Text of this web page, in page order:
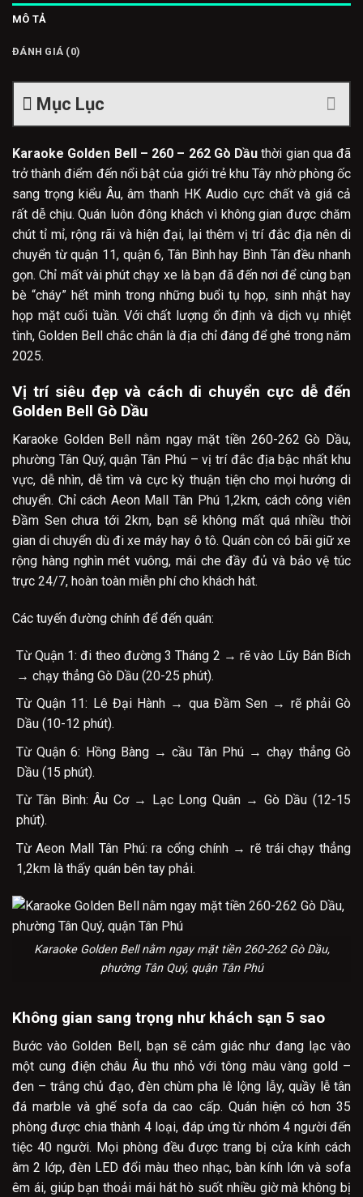
MÔ TẢ
ĐÁNH GIÁ (0)
Mục Lục
Karaoke Golden Bell – 260 – 262 Gò Dầu thời gian qua đã
trở thành điểm đến nổi bật của giới trẻ khu Tây nhờ phòng ốc
sang trọng kiểu Âu, âm thanh HK Audio cực chất và giá cả
rất dễ chịu. Quán luôn đông khách vì không gian được chăm
chút tỉ mỉ, rộng rãi và hiện đại, lại thêm vị trí đắc địa nên di
chuyển từ quận 11, quận 6, Tân Bình hay Bình Tân đều nhanh
gọn. Chỉ mất vài phút chạy xe là bạn đã đến nơi để cùng bạn
bè “cháy” hết mình trong những buổi tụ họp, sinh nhật hay
họp mặt cuối tuần. Với chất lượng ổn định và dịch vụ nhiệt
tình, Golden Bell chắc chắn là địa chỉ đáng để ghé trong năm
2025.
Vị trí siêu đẹp và cách di chuyển cực dễ đến
Golden Bell Gò Dầu
Karaoke Golden Bell nằm ngay mặt tiền 260-262 Gò Dầu,
phường Tân Quý, quận Tân Phú – vị trí đắc địa bậc nhất khu
vực, dễ nhìn, dễ tìm và cực kỳ thuận tiện cho mọi hướng di
chuyển. Chỉ cách Aeon Mall Tân Phú 1,2km, cách công viên
Đầm Sen chưa tới 2km, bạn sẽ không mất quá nhiều thời
gian di chuyển dù đi xe máy hay ô tô. Quán còn có bãi giữ xe
rộng hàng nghìn mét vuông, mái che đầy đủ và bảo vệ túc
trực 24/7, hoàn toàn miễn phí cho khách hát.
Các tuyến đường chính để đến quán:
Từ Quận 1: đi theo đường 3 Tháng 2 → rẽ vào Lũy Bán Bích
→ chạy thẳng Gò Dầu (20-25 phút).
Từ Quận 11: Lê Đại Hành → qua Đầm Sen → rẽ phải Gò
Dầu (10-12 phút).
Từ Quận 6: Hồng Bàng → cầu Tân Phú → chạy thẳng Gò
Dầu (15 phút).
Từ Tân Bình: Âu Cơ → Lạc Long Quân → Gò Dầu (12-15
phút).
Từ Aeon Mall Tân Phú: ra cổng chính → rẽ trái chạy thẳng
1,2km là thấy quán bên tay phải.
Karaoke Golden Bell nằm ngay mặt tiền 260-262 Gò Dầu,
phường Tân Quý, quận Tân Phú
Không gian sang trọng như khách sạn 5 sao
Bước vào Golden Bell, bạn sẽ cảm giác như đang lạc vào
một cung điện châu Âu thu nhỏ với tông màu vàng gold –
đen – trắng chủ đạo, đèn chùm pha lê lộng lẫy, quầy lễ tân
đá marble và ghế sofa da cao cấp. Quán hiện có hơn 35
phòng được chia thành 4 loại, đáp ứng từ nhóm 4 người đến
tiệc 40 người. Mọi phòng đều được trang bị cửa kính cách
âm 2 lớp, đèn LED đổi màu theo nhạc, bàn kính lớn và sofa
êm ái, giúp bạn thoải mái hát hò suốt nhiều giờ mà không bị